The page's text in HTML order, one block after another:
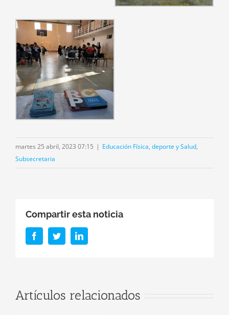
martes 25 abril, 2023 07:15 | Educación Física, deporte y Salud,
Subsecretaria
Compartir esta noticia
FacebookTwitterLinkedIn
Artículos relacionados
nuevas